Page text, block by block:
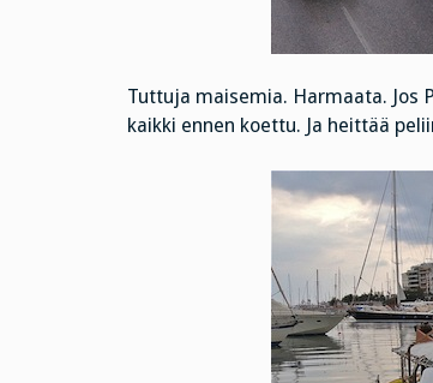
Tuttuja maisemia. Harmaata. Jos
kaikki ennen koettu. Ja heittää